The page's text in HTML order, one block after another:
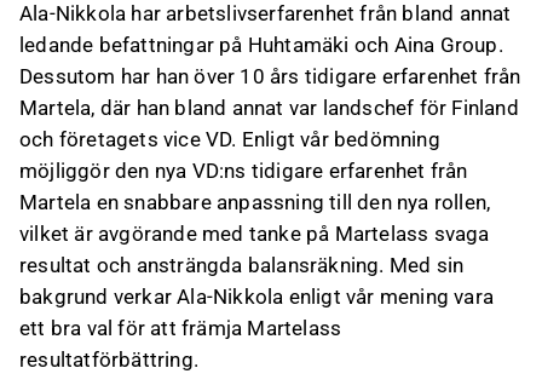
Ala-Nikkola har arbetslivserfarenhet från bland annat
ledande befattningar på Huhtamäki och Aina Group.
Dessutom har han över 10 års tidigare erfarenhet från
Martela, där han bland annat var landschef för Finland
och företagets vice VD. Enligt vår bedömning
möjliggör den nya VD:ns tidigare erfarenhet från
Martela en snabbare anpassning till den nya rollen,
vilket är avgörande med tanke på Martelass svaga
resultat och ansträngda balansräkning. Med sin
bakgrund verkar Ala-Nikkola enligt vår mening vara
ett bra val för att främja Martelass
resultatförbättring.